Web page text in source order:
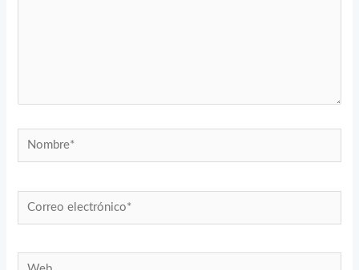
Nombre*
Correo
electrónico*
Web